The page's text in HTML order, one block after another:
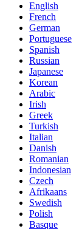
English
French
German
Portuguese
Spanish
Russian
Japanese
Korean
Arabic
Irish
Greek
Turkish
Italian
Danish
Romanian
Indonesian
Czech
Afrikaans
Swedish
Polish
Basque